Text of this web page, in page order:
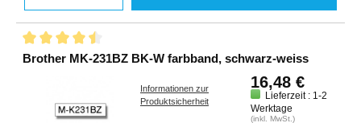
Brother MK-231BZ BK-W farbband, schwarz-weiss
Informationen zur
Produktsicherheit
16,48 €
Lieferzeit : 1-2
Werktage
(inkl. MwSt.)